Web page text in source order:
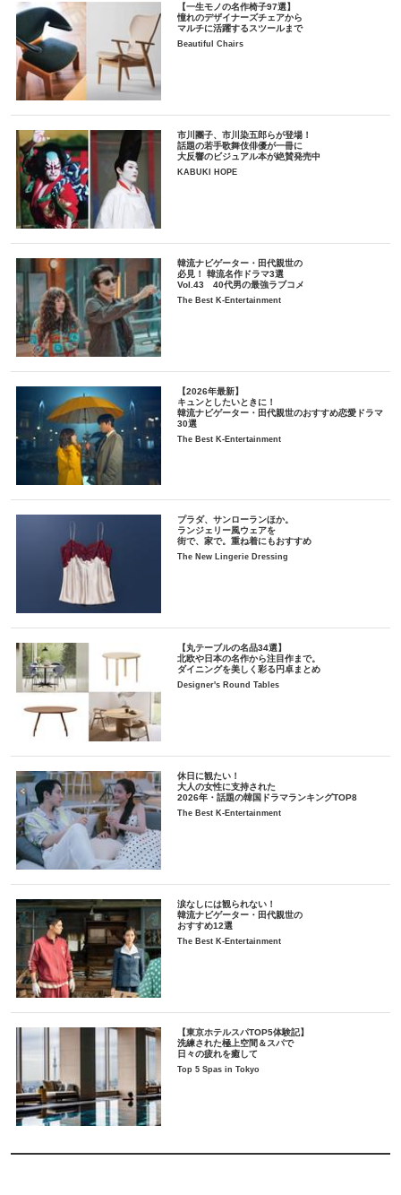
【一生モノの名作椅子97選】
憧れのデザイナーズチェアから
マルチに活躍するスツールまで
Beautiful Chairs
市川團子、市川染五郎らが登場！
話題の若手歌舞伎俳優が一冊に
大反響のビジュアル本が絶賛発売中
KABUKI HOPE
韓流ナビゲーター・田代親世の
必見！ 韓流名作ドラマ3選
Vol.43 40代男の最強ラブコメ
The Best K-Entertainment
【2026年最新】
キュンとしたいときに！
韓流ナビゲーター・田代親世のおすすめ恋愛ドラマ
30選
The Best K-Entertainment
プラダ、サンローランほか。
ランジェリー風ウェアを
街で、家で。重ね着にもおすすめ
The New Lingerie Dressing
【丸テーブルの名品34選】
北欧や日本の名作から注目作まで。
ダイニングを美しく彩る円卓まとめ
Designer's Round Tables
休日に観たい！
大人の女性に支持された
2026年・話題の韓国ドラマランキングTOP8
The Best K-Entertainment
涙なしには観られない！
韓流ナビゲーター・田代親世の
おすすめ12選
The Best K-Entertainment
【東京ホテルスパTOP5体験記】
洗練された極上空間＆スパで
日々の疲れを癒して
Top 5 Spas in Tokyo